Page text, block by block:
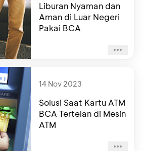
Liburan Nyaman dan
Aman di Luar Negeri
Pakai BCA
14 Nov 2023
Solusi Saat Kartu ATM
BCA Tertelan di Mesin
ATM